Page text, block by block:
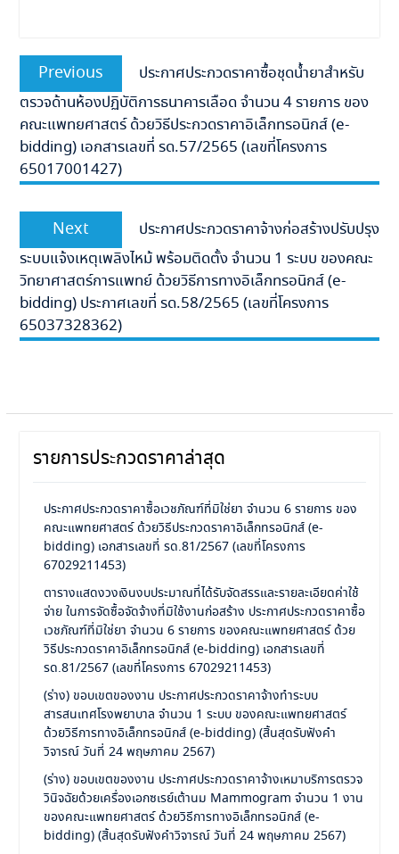
แนะแนว
เรื่อง
Previous
Previous
post:
ประกาศประกวดราคาซื้อชุดน้ำยาสำหรับ
ตรวจด้านห้องปฏิบัติการธนาคารเลือด จำนวน 4 รายการ ของ
คณะแพทยศาสตร์ ด้วยวิธีประกวดราคาอิเล็กทรอนิกส์ (e-
bidding) เอกสารเลขที่ รด.57/2565 (เลขที่โครงการ
65017001427)
Next
Next
post:
ประกาศประกวดราคาจ้างก่อสร้างปรับปรุง
ระบบแจ้งเหตุเพลิงไหม้ พร้อมติดตั้ง จำนวน 1 ระบบ ของคณะ
วิทยาศาสตร์การแพทย์ ด้วยวิธีการทางอิเล็กทรอนิกส์ (e-
bidding) ประกาศเลขที่ รด.58/2565 (เลขที่โครงการ
65037328362)
รายการประกวดราคาล่าสุด
ประกาศประกวดราคาซื้อเวชภัณฑ์ที่มิใช่ยา จำนวน 6 รายการ ของ
คณะแพทยศาสตร์ ด้วยวิธีประกวดราคาอิเล็กทรอนิกส์ (e-
bidding) เอกสารเลขที่ รด.81/2567 (เลขที่โครงการ
67029211453)
ตารางแสดงวงเงินงบประมาณที่ได้รับจัดสรรและรายละเอียดค่าใช้
จ่าย ในการจัดซื้อจัดจ้างที่มิใช้งานก่อสร้าง ประกาศประกวดราคาซื้อ
เวชภัณฑ์ที่มิใช่ยา จำนวน 6 รายการ ของคณะแพทยศาสตร์ ด้วย
วิธีประกวดราคาอิเล็กทรอนิกส์ (e-bidding) เอกสารเลขที่
รด.81/2567 (เลขที่โครงการ 67029211453)
(ร่าง) ขอบเขตของงาน ประกาศประกวดราคาจ้างทำระบบ
สารสนเทศโรงพยาบาล จำนวน 1 ระบบ ของคณะแพทยศาสตร์
ด้วยวิธีการทางอิเล็กทรอนิกส์ (e-bidding) (สิ้นสุดรับฟังคำ
วิจารณ์ วันที่ 24 พฤษภาคม 2567)
(ร่าง) ขอบเขตของงาน ประกาศประกวดราคาจ้างเหมาบริการตรวจ
วินิจฉัยด้วยเครื่องเอกซเรย์เต้านม Mammogram จำนวน 1 งาน
ของคณะแพทยศาสตร์ ด้วยวิธีการทางอิเล็กทรอนิกส์ (e-
bidding) (สิ้นสุดรับฟังคำวิจารณ์ วันที่ 24 พฤษภาคม 2567)